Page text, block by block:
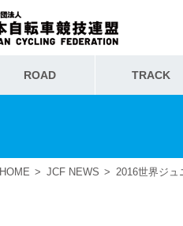
ROAD TRACK
HOME JCF NEWS 2016世界ジュ